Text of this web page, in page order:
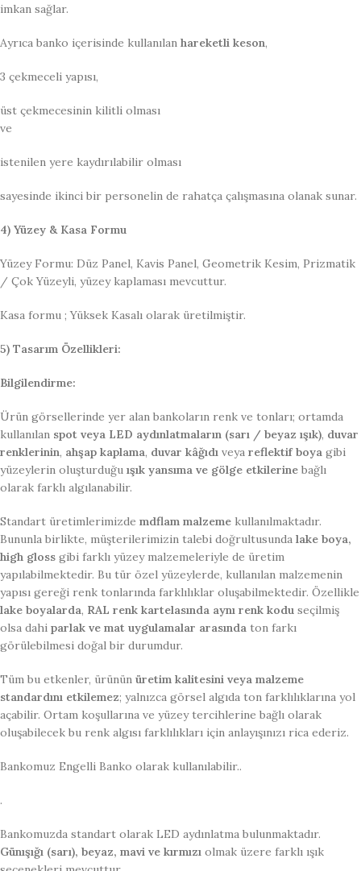
imkan sağlar.
Ayrıca banko içerisinde kullanılan hareketli keson,
3 çekmeceli yapısı,
üst çekmecesinin kilitli olması
ve
istenilen yere kaydırılabilir olması
sayesinde ikinci bir personelin de rahatça çalışmasına olanak sunar.
4) Yüzey & Kasa Formu
Yüzey Formu: Düz Panel, Kavis Panel, Geometrik Kesim, Prizmatik
/ Çok Yüzeyli, yüzey kaplaması mevcuttur.
Kasa formu ; Yüksek Kasalı olarak üretilmiştir.
5) Tasarım Özellikleri:
Bilgilendirme:
Ürün görsellerinde yer alan bankoların renk ve tonları; ortamda
kullanılan spot veya LED aydınlatmaların (sarı / beyaz ışık), duvar
renklerinin, ahşap kaplama, duvar kâğıdı veya reflektif boya gibi
yüzeylerin oluşturduğu ışık yansıma ve gölge etkilerine bağlı
olarak farklı algılanabilir.
Standart üretimlerimizde mdflam malzeme kullanılmaktadır.
Bununla birlikte, müşterilerimizin talebi doğrultusunda lake boya,
high gloss gibi farklı yüzey malzemeleriyle de üretim
yapılabilmektedir. Bu tür özel yüzeylerde, kullanılan malzemenin
yapısı gereği renk tonlarında farklılıklar oluşabilmektedir. Özellikle
lake boyalarda, RAL renk kartelasında aynı renk kodu seçilmiş
olsa dahi parlak ve mat uygulamalar arasında ton farkı
görülebilmesi doğal bir durumdur.
Tüm bu etkenler, ürünün üretim kalitesini veya malzeme
standardını etkilemez; yalnızca görsel algıda ton farklılıklarına yol
açabilir. Ortam koşullarına ve yüzey tercihlerine bağlı olarak
oluşabilecek bu renk algısı farklılıkları için anlayışınızı rica ederiz.
Bankomuz Engelli Banko olarak kullanılabilir..
.
Bankomuzda standart olarak LED aydınlatma bulunmaktadır.
Günışığı (sarı), beyaz, mavi ve kırmızı olmak üzere farklı ışık